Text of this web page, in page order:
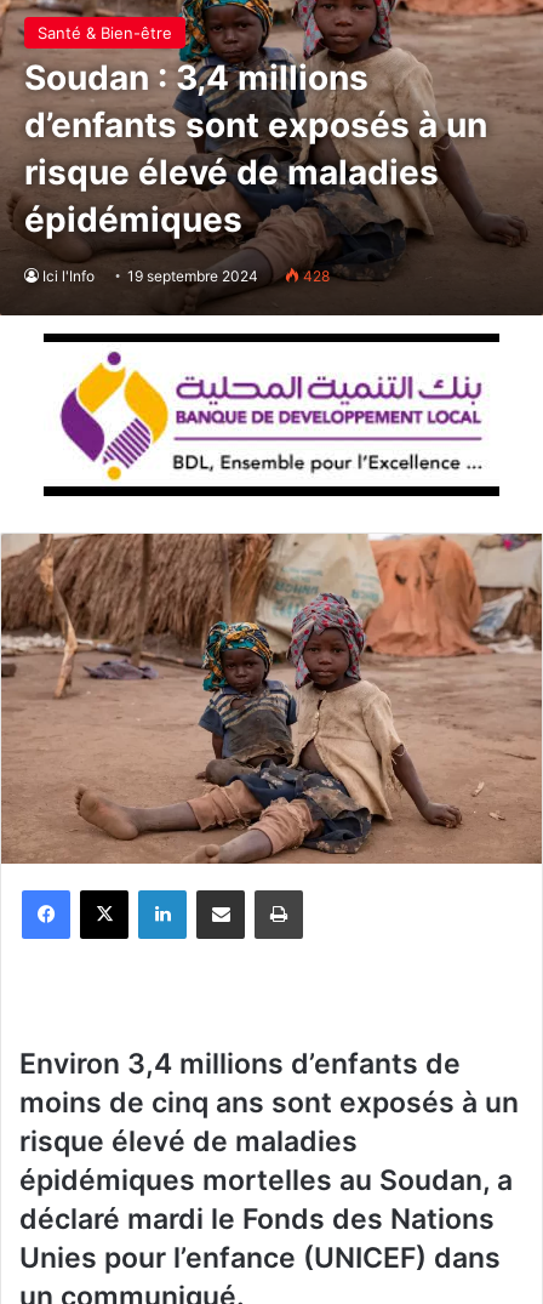
Santé & Bien-être
Soudan : 3,4 millions
d’enfants sont exposés à un
risque élevé de maladies
épidémiques
Ici l'Info 19 septembre 2024 428
Environ 3,4 millions d’enfants de
moins de cinq ans sont exposés à un
risque élevé de maladies
épidémiques mortelles au Soudan, a
déclaré mardi le Fonds des Nations
Unies pour l’enfance (UNICEF) dans
un communiqué.